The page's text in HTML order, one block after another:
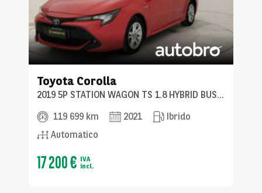
Toyota Corolla
2019 5P STATION WAGON TS 1.8 HYBRID BUSINESS TECH
119 699 km
2021
Ibrido
Automatico
17 200 € IVA
incl.